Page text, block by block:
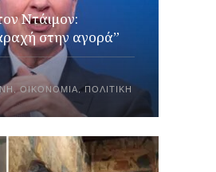
Ντάιμον:
στην αγορά”
,ΟΙΚΟΝΟΜΊΑ,ΠΟΛΙΤΙΚΉ